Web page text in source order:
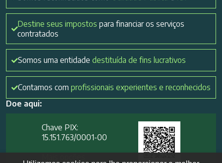
Destine seus impostos para financiar os serviços
contratados
Somos uma entidade destituída de fins lucrativos
Contamos com profissionais experientes e reconhecidos
Doe aqui:
Chave PIX:
15.151.763/0001-00​